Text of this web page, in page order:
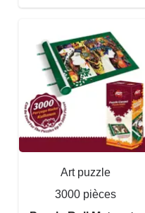
Art puzzle
3000 pièces